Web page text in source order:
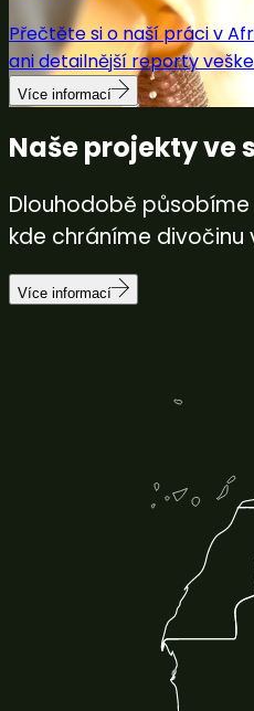
Přečtěte si o naší práci v
ani detailnější reporty
Více informací
Naše projekty ve
Dlouhodobě
kde chráníme
Více informací